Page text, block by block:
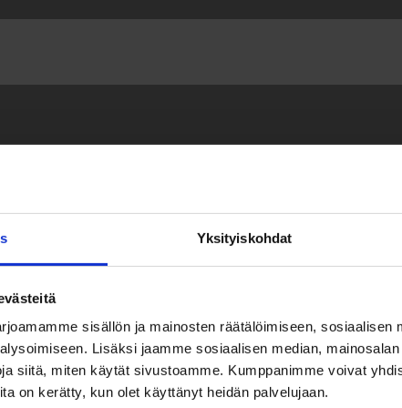
Yksityiskohdat
sisällön ja mainosten räätälöimiseen, sosiaalisen
Lisäksi jaamme sosiaalisen median,
siitä, miten käytät sivustoamme. Kumppanimme voivat
on kerätty, kun olet käyttänyt heidän palvelujaan.
on apua.